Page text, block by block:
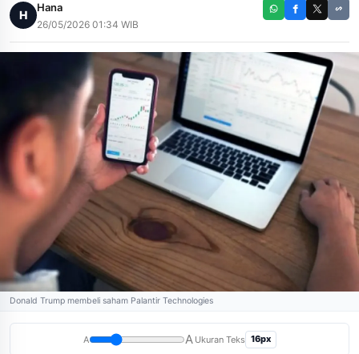
H
Hana
26/05/2026 01:34 WIB
Donald Trump membeli saham Palantir Technologies
A A Ukuran Teks 16px